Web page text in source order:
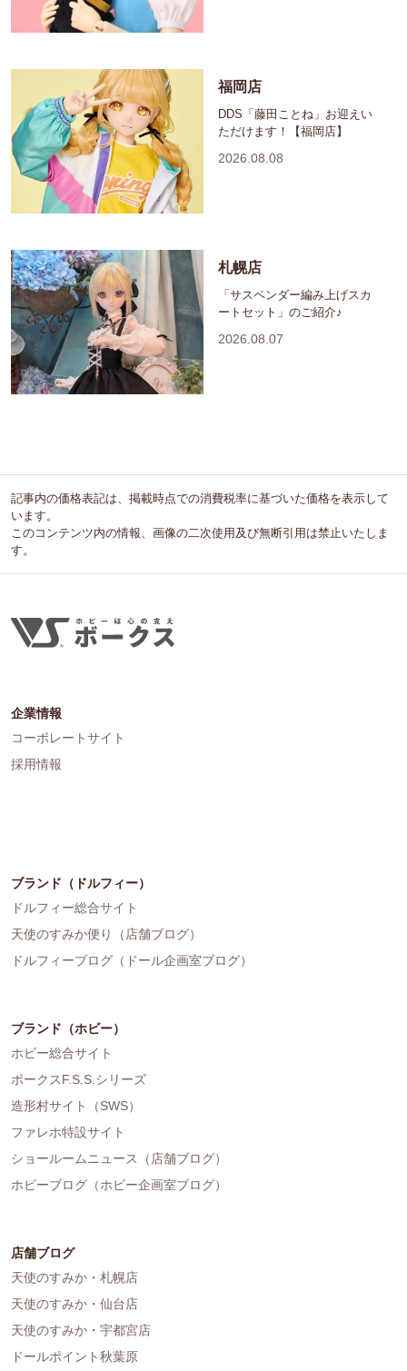
福岡店
DDS「藤田ことね」お迎えい
ただけます！【福岡店】
2026.08.08
札幌店
「サスペンダー編み上げスカ
ートセット」のご紹介♪
2026.08.07
記事内の価格表記は、掲載時点での消費税率に基づいた価格を表示して
います。
このコンテンツ内の情報、画像の二次使用及び無断引用は禁止いたしま
す。
企業情報
コーポレートサイト
採用情報
ブランド（ドルフィー）
ドルフィー総合サイト
天使のすみか便り（店舗ブログ）
ドルフィーブログ（ドール企画室ブログ）
ブランド（ホビー）
ホビー総合サイト
ボークスF.S.S.シリーズ
造形村サイト（SWS）
ファレホ特設サイト
ショールームニュース（店舗ブログ）
ホビーブログ（ホビー企画室ブログ）
店舗ブログ
天使のすみか・札幌店
天使のすみか・仙台店
天使のすみか・宇都宮店
ドールポイント秋葉原